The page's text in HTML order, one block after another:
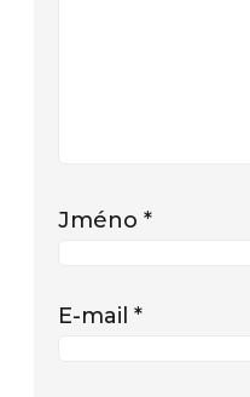
Jméno *
E-mail *